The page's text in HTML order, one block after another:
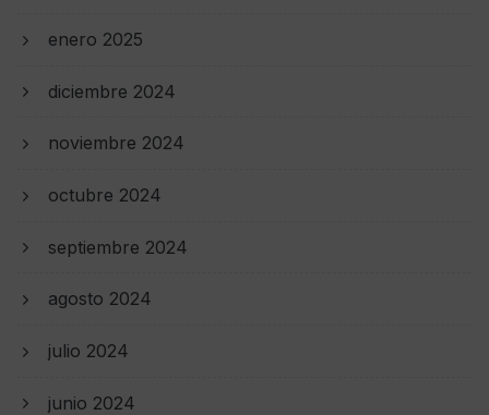
enero 2025
diciembre 2024
noviembre 2024
octubre 2024
septiembre 2024
agosto 2024
julio 2024
junio 2024